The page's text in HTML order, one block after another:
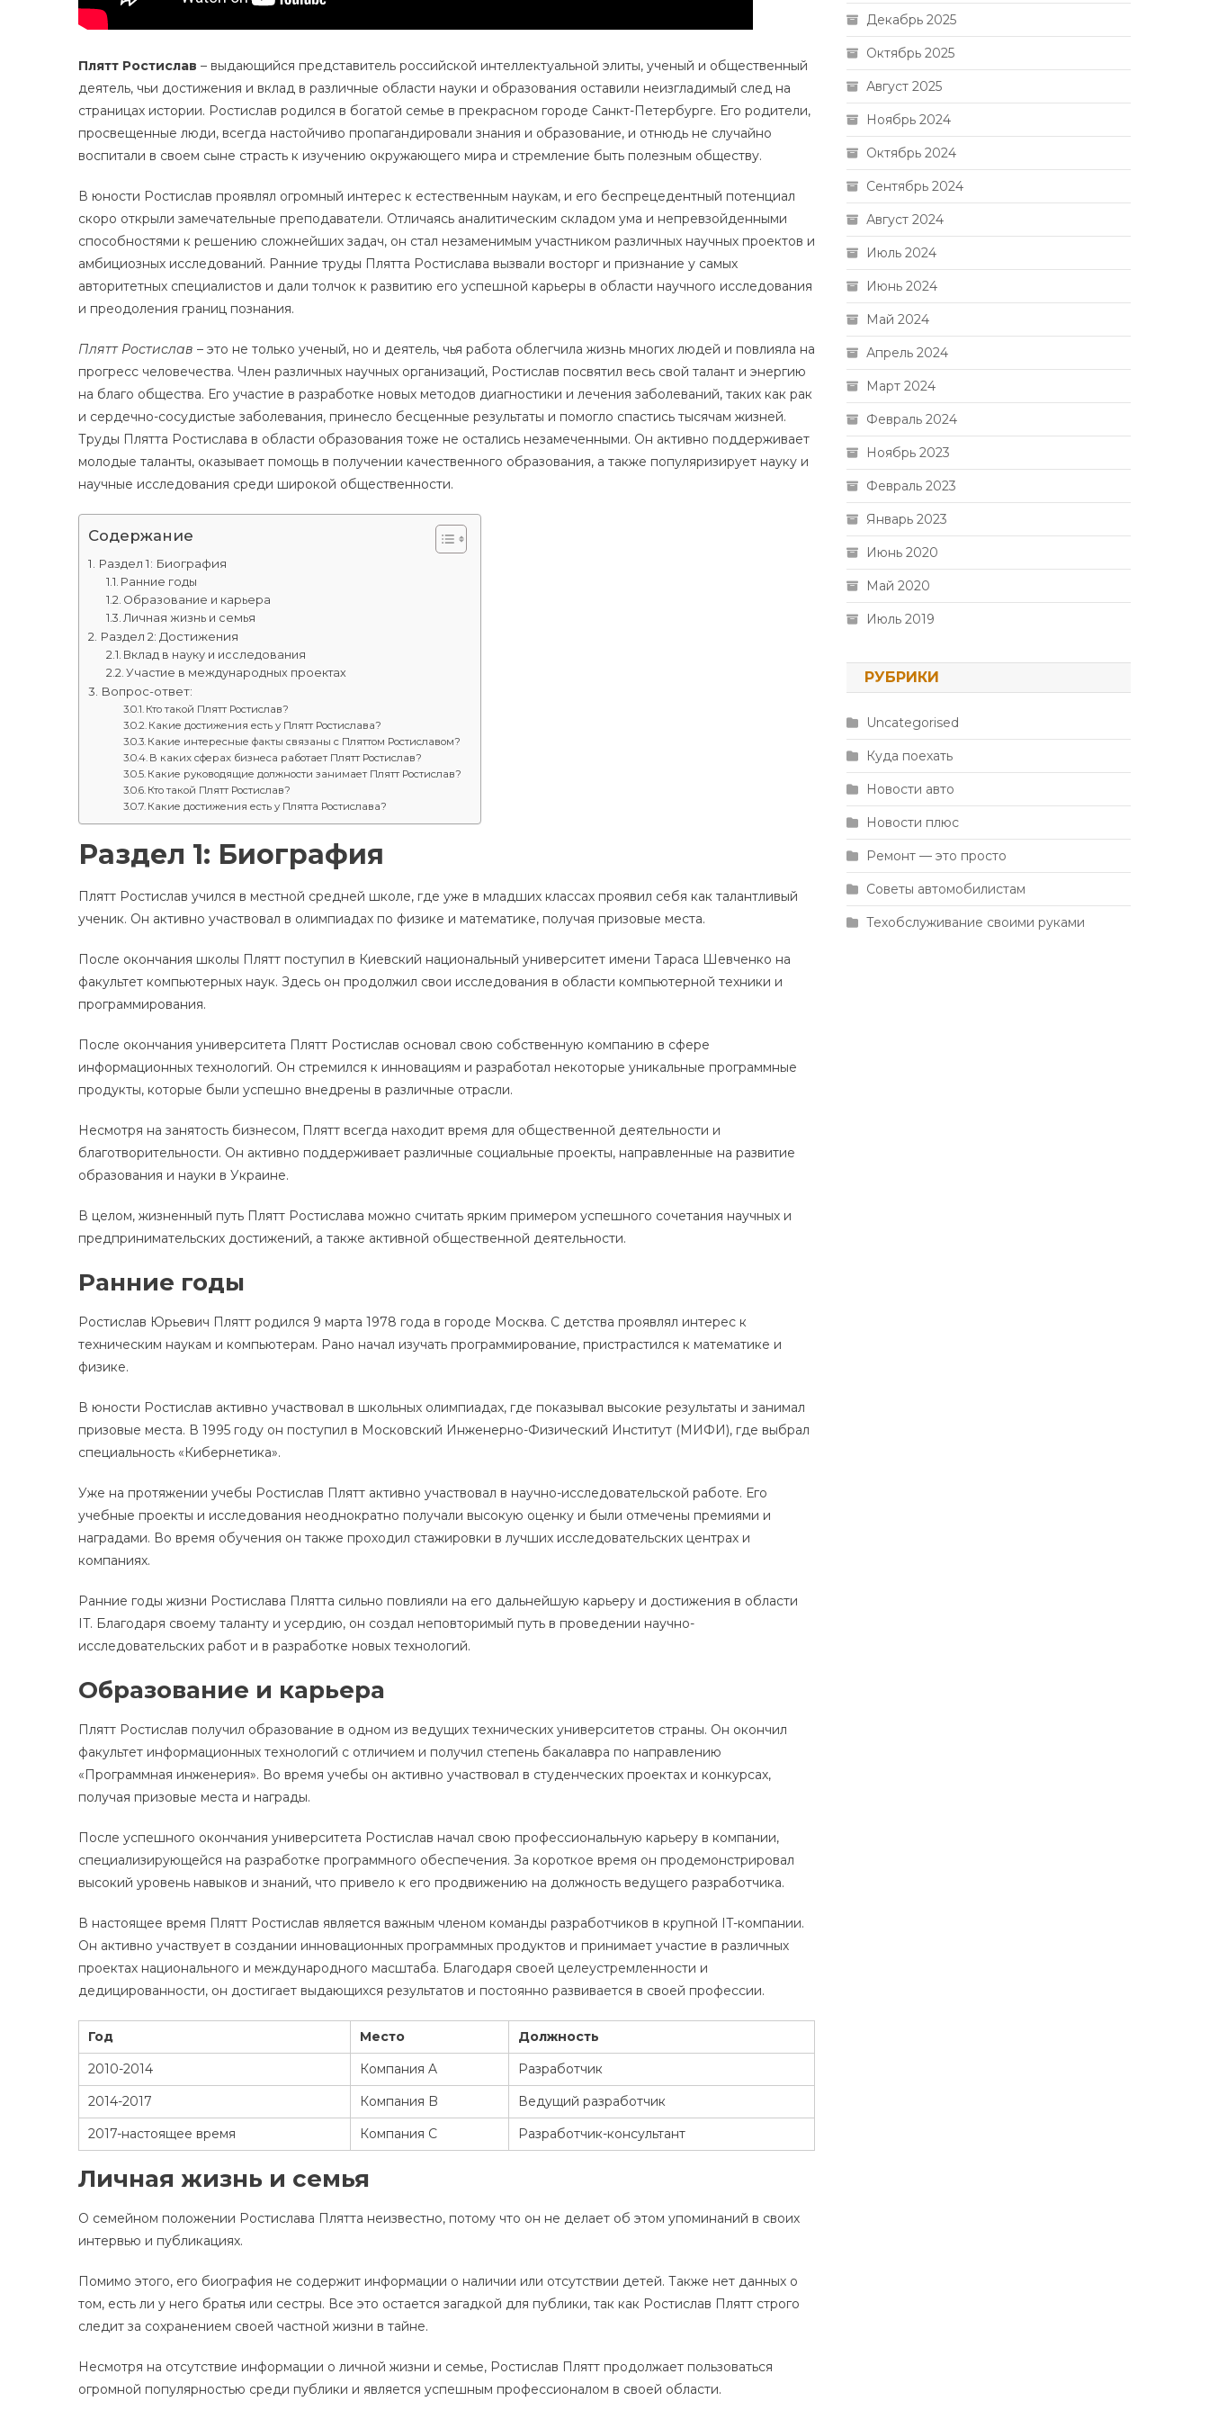
Интересные
Факты
Его
Плятт Ростислав – выдающийся представитель российской интеллектуальной элиты, ученый и общественный
деятель, чьи достижения и вклад в различные области науки и образования оставили неизгладимый след на
страницах истории. Ростислав родился в богатой семье в прекрасном городе Санкт-Петербурге. Его родители,
просвещенные люди, всегда настойчиво пропагандировали знания и образование, и отнюдь не случайно
воспитали в своем сыне страсть к изучению окружающего мира и стремление быть полезным обществу.
В юности Ростислав проявлял огромный интерес к естественным наукам, и его беспрецедентный потенциал
скоро открыли замечательные преподаватели. Отличаясь аналитическим складом ума и непревзойденными
способностями к решению сложнейших задач, он стал незаменимым участником различных научных проектов и
амбициозных исследований. Ранние труды Плятта Ростислава вызвали восторг и признание у самых
авторитетных специалистов и дали толчок к развитию его успешной карьеры в области научного исследования
и преодоления границ познания.
Плятт Ростислав – это не только ученый, но и деятель, чья работа облегчила жизнь многих людей и повлияла на
прогресс человечества. Член различных научных организаций, Ростислав посвятил весь свой талант и энергию
на благо общества. Его участие в разработке новых методов диагностики и лечения заболеваний, таких как рак
и сердечно-сосудистые заболевания, принесло бесценные результаты и помогло спастись тысячам жизней.
Труды Плятта Ростислава в области образования тоже не остались незамеченными. Он активно поддерживает
молодые таланты, оказывает помощь в получении качественного образования, а также популяризирует науку и
научные исследования среди широкой общественности.
Содержание
Раздел 1: Биография
Ранние годы
Образование и карьера
Личная жизнь и семья
Раздел 2: Достижения
Вклад в науку и исследования
Участие в международных проектах
Вопрос-ответ:
Кто такой Плятт Ростислав?
Какие достижения есть у Плятт Ростислава?
Какие интересные факты связаны с Пляттом Ростиславом?
В каких сферах бизнеса работает Плятт Ростислав?
Какие руководящие должности занимает Плятт Ростислав?
Кто такой Плятт Ростислав?
Какие достижения есть у Плятта Ростислава?
Раздел 1: Биография
Плятт Ростислав учился в местной средней школе, где уже в младших классах проявил себя как талантливый
ученик. Он активно участвовал в олимпиадах по физике и математике, получая призовые места.
После окончания школы Плятт поступил в Киевский национальный университет имени Тараса Шевченко на
факультет компьютерных наук. Здесь он продолжил свои исследования в области компьютерной техники и
программирования.
После окончания университета Плятт Ростислав основал свою собственную компанию в сфере
информационных технологий. Он стремился к инновациям и разработал некоторые уникальные программные
продукты, которые были успешно внедрены в различные отрасли.
Несмотря на занятость бизнесом, Плятт всегда находит время для общественной деятельности и
благотворительности. Он активно поддерживает различные социальные проекты, направленные на развитие
образования и науки в Украине.
В целом, жизненный путь Плятт Ростислава можно считать ярким примером успешного сочетания научных и
предпринимательских достижений, а также активной общественной деятельности.
Ранние годы
Ростислав Юрьевич Плятт родился 9 марта 1978 года в городе Москва. С детства проявлял интерес к
техническим наукам и компьютерам. Рано начал изучать программирование, пристрастился к математике и
физике.
В юности Ростислав активно участвовал в школьных олимпиадах, где показывал высокие результаты и занимал
призовые места. В 1995 году он поступил в Московский Инженерно-Физический Институт (МИФИ), где выбрал
специальность «Кибернетика».
Уже на протяжении учебы Ростислав Плятт активно участвовал в научно-исследовательской работе. Его
учебные проекты и исследования неоднократно получали высокую оценку и были отмечены премиями и
наградами. Во время обучения он также проходил стажировки в лучших исследовательских центрах и
компаниях.
Ранние годы жизни Ростислава Плятта сильно повлияли на его дальнейшую карьеру и достижения в области
IT. Благодаря своему таланту и усердию, он создал неповторимый путь в проведении научно-
исследовательских работ и в разработке новых технологий.
Образование и карьера
Плятт Ростислав получил образование в одном из ведущих технических университетов страны. Он окончил
факультет информационных технологий с отличием и получил степень бакалавра по направлению
«Программная инженерия». Во время учебы он активно участвовал в студенческих проектах и конкурсах,
получая призовые места и награды.
После успешного окончания университета Ростислав начал свою профессиональную карьеру в компании,
специализирующейся на разработке программного обеспечения. За короткое время он продемонстрировал
высокий уровень навыков и знаний, что привело к его продвижению на должность ведущего разработчика.
В настоящее время Плятт Ростислав является важным членом команды разработчиков в крупной IT-компании.
Он активно участвует в создании инновационных программных продуктов и принимает участие в различных
проектах национального и международного масштаба. Благодаря своей целеустремленности и
дедицированности, он достигает выдающихся результатов и постоянно развивается в своей профессии.
Год Место
Должность
2010-2014
Компания A
Разработчик
2014-2017
Компания B
Ведущий разработчик
2017-настоящее время
Компания C Разработчик-консультант
Личная жизнь и семья
О семейном положении Ростислава Плятта неизвестно, потому что он не делает об этом упоминаний в своих
интервью и публикациях.
Помимо этого, его биография не содержит информации о наличии или отсутствии детей. Также нет данных о
том, есть ли у него братья или сестры. Все это остается загадкой для публики, так как Ростислав Плятт строго
следит за сохранением своей частной жизни в тайне.
Несмотря на отсутствие информации о личной жизни и семье, Ростислав Плятт продолжает пользоваться
огромной популярностью среди публики и является успешным профессионалом в своей области.
Декабрь 2025
Октябрь 2025
Август 2025
Ноябрь 2024
Октябрь 2024
Сентябрь 2024
Август 2024
Июль 2024
Июнь 2024
Май 2024
Апрель 2024
Март 2024
Февраль 2024
Ноябрь 2023
Февраль 2023
Январь 2023
Июнь 2020
Май 2020
Июль 2019
РУБРИКИ
Uncategorised
Куда поехать
Новости авто
Новости плюс
Ремонт — это просто
Советы автомобилистам
Техобслуживание своими руками